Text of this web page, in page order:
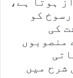
کو
کی
منصوبوں
شرح میں